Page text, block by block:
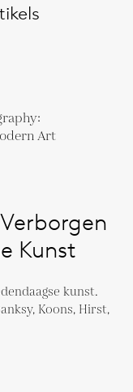
Kunst
kunst.
Koons, Hirst,